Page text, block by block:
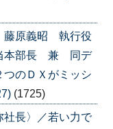
藤原義昭 執行役
本部長 兼 同デ
つのＤＸがミッシ
(1725)
長〉／若い力で